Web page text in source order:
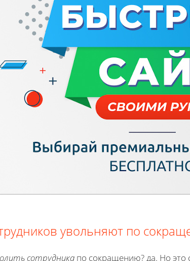
увольняют по
сотрудника по сокращению? да. Но это